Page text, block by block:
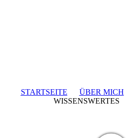
STARTSEITE ÜBER MICH
WISSENSWERTES